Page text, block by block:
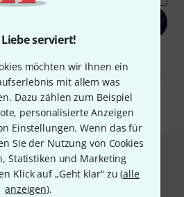
serviert!
möchten wir Ihnen ein
mit allem was
Dazu zählen zum Beispiel
personalisierte Anzeigen
Einstellungen. Wenn das für
Sie der Nutzung von Cookies
Statistiken und Marketing
Klick auf „Geht klar“ zu (alle
anzeigen).
stimmen Sie dem Erhalt von E-Mail-
des E-Mail-Nutzungsverhaltens zu. Die
Weitere Informationen finden Sie in
Datenschutzhinweisen.
* Pflichtfeld